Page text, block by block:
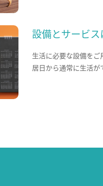
設備とサービス
生活に必要な設備を
居日から通常に生活が